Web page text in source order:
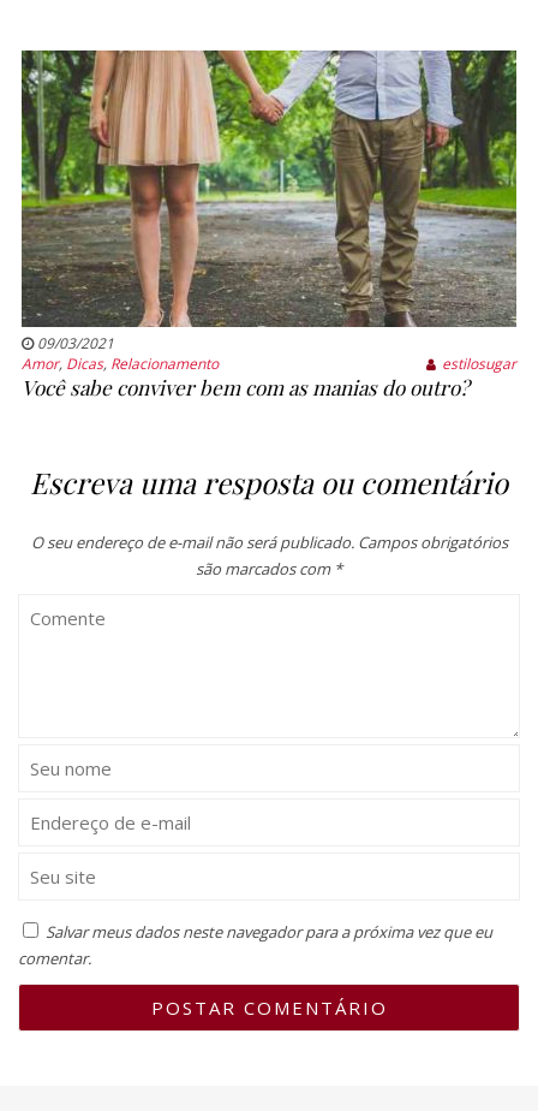
09/03/2021
Amor, Dicas, Relacionamento estilosugar
Você sabe conviver bem com as manias do outro?
Escreva uma resposta ou comentário
O seu endereço de e-mail não será publicado. Campos obrigatórios
são marcados com *
Salvar meus dados neste navegador para a próxima vez que eu
comentar.